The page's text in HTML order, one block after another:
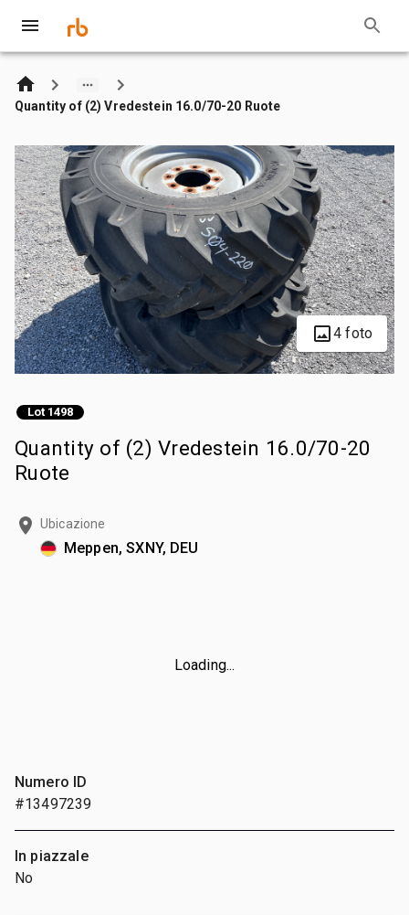
Quantity of (2) Vredestein 16.0/70-20 Ruote
4 foto
Lot 1498
Quantity of (2) Vredestein 16.0/70-20
Ruote
Ubicazione
Meppen, SXNY, DEU
Loading...
Numero ID
#13497239
In piazzale
No